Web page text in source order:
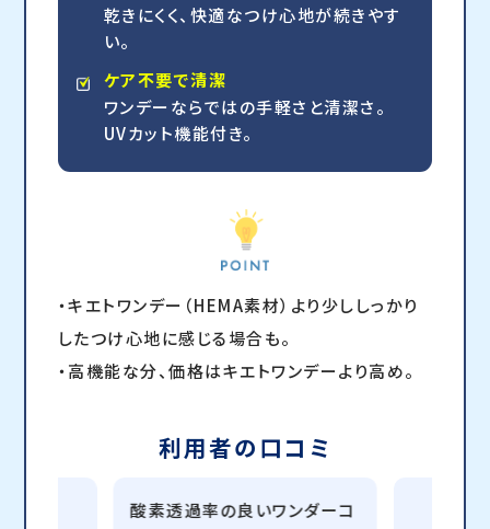
乾きにくく、快適なつけ心地が続きやす
い。
ケア不要で清潔
ワンデーならではの手軽さと清潔さ。
UVカット機能付き。
・キエトワンデー（HEMA素材）より少ししっかり
したつけ心地に感じる場合も。
・高機能な分、価格はキエトワンデーより高め。
利用者の口コミ
酸素透過率の良いワンダーコ